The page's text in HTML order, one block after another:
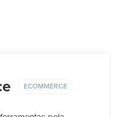
ECOMMERCE